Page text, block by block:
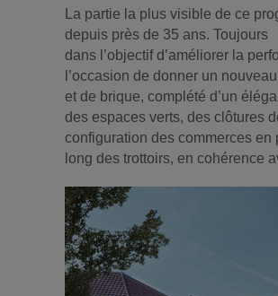
La partie la plus visible de ce
depuis près de 35 ans. Toujours
dans l’objectif d’améliorer la
l’occasion de donner un
et de brique, complété d’un
des espaces verts, des clôtures
configuration des commerces
long des trottoirs, en cohérence